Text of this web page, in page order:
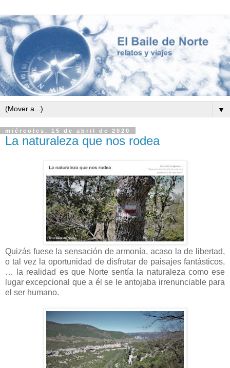
▼
miércoles, 15 de abril de 2020
La naturaleza que nos rodea
Quizás fuese la sensación de armonía, acaso la de libertad,
o tal vez la oportunidad de disfrutar de paisajes fantásticos,
… la realidad es que Norte sentía la naturaleza como ese
lugar excepcional que a él se le antojaba irrenunciable para
el ser humano.